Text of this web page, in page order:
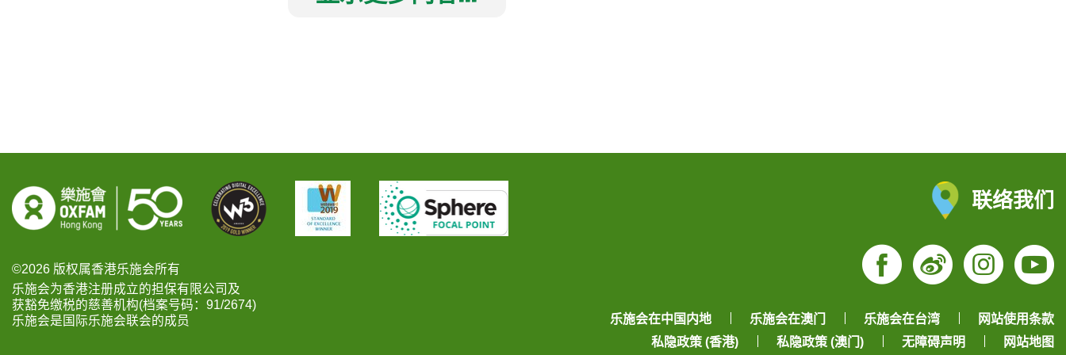
©2026 版权属香港乐施会所有
乐施会为香港注册成立的担保有限公司及
获豁免缴税的慈善机构(档案号码：91/2674)
乐施会是国际乐施会联会的成员
联络我们
Facebook
Weibo
乐施会在中国内地 乐施会在澳门 乐施会在台湾
网站使用条款
私隐政策 (香港)
私隐政策 (澳门) 无障碍声明 网站地图